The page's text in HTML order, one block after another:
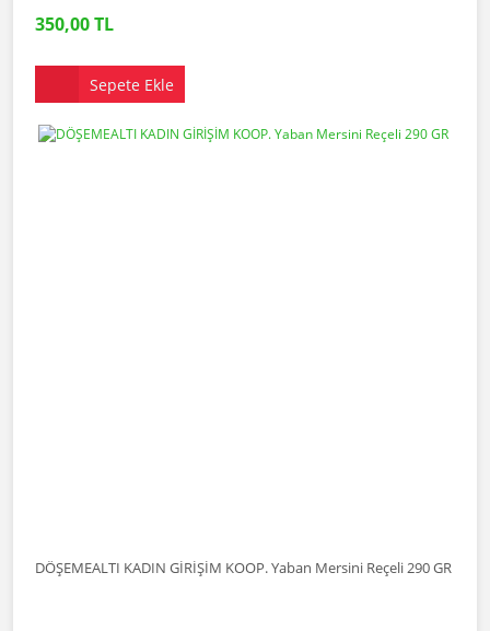
350,00 TL
Sepete Ekle
DÖŞEMEALTI KADIN GİRİŞİM KOOP. Yaban Mersini Reçeli 290 GR